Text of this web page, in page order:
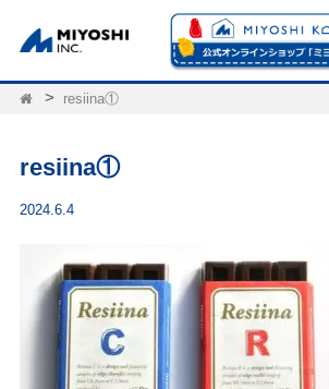
resiina①
resiina①
2024.6.4